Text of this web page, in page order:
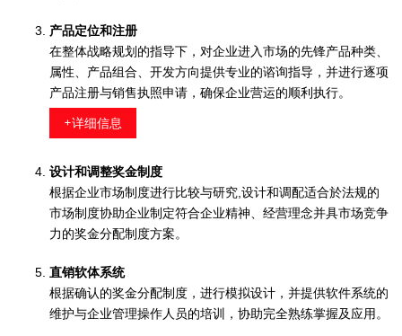
产品定位和注册
在整体战略规划的指导下，对企业进入市场的先锋产品种类、
属性、产品组合、开发方向提供专业的谘询指导，并进行逐项
产品注册与销售执照申请，确保企业营运的顺利执行。
+详细信息
设计和调整奖金制度
根据企业市场制度进行比较与研究,设计和调配适合於法规的
市场制度协助企业制定符合企业精神、经营理念并具市场竞争
力的奖金分配制度方案。
直销软体系统
根据确认的奖金分配制度，进行模拟设计，并提供软件系统的
维护与企业管理操作人员的培训，协助完全熟练掌握及应用。